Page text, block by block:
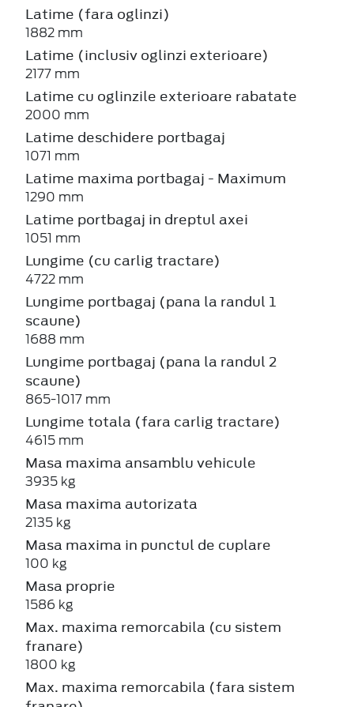
Latime (fara oglinzi)
1882 mm
Latime (inclusiv oglinzi exterioare)
2177 mm
Latime cu oglinzile exterioare rabatate
2000 mm
Latime deschidere portbagaj
1071 mm
Latime maxima portbagaj - Maximum
1290 mm
Latime portbagaj in dreptul axei
1051 mm
Lungime (cu carlig tractare)
4722 mm
Lungime portbagaj (pana la randul 1
scaune)
1688 mm
Lungime portbagaj (pana la randul 2
scaune)
865-1017 mm
Lungime totala (fara carlig tractare)
4615 mm
Masa maxima ansamblu vehicule
3935 kg
Masa maxima autorizata
2135 kg
Masa maxima in punctul de cuplare
100 kg
Masa proprie
1586 kg
Max. maxima remorcabila (cu sistem
franare)
1800 kg
Max. maxima remorcabila (fara sistem